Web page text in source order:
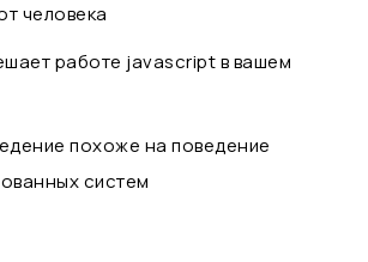
человека
работе javascript в вашем
похоже на поведение
систем